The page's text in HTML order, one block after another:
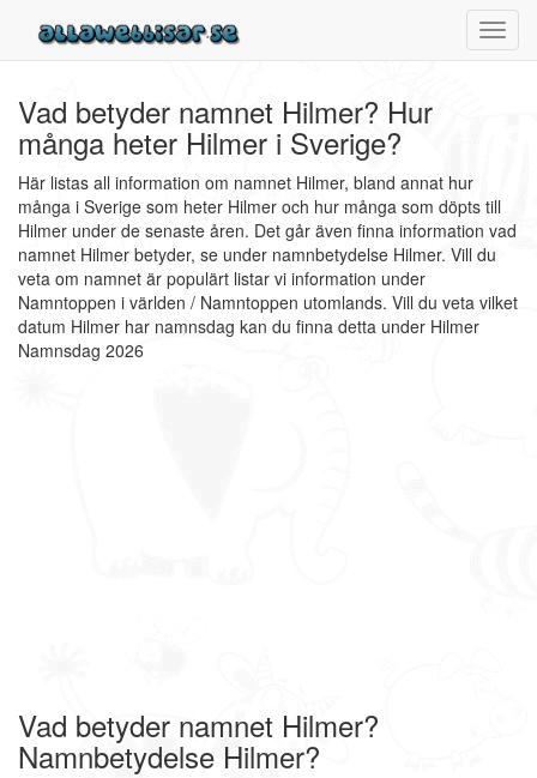
Vad betyder namnet Hilmer? Hur
många heter Hilmer i Sverige?
Här listas all information om namnet Hilmer, bland annat hur
många i Sverige som heter Hilmer och hur många som döpts till
Hilmer under de senaste åren. Det går även finna information vad
namnet Hilmer betyder, se under namnbetydelse Hilmer. Vill du
veta om namnet är populärt listar vi information under
Namntoppen i världen / Namntoppen utomlands. Vill du veta vilket
datum Hilmer har namnsdag kan du finna detta under Hilmer
Namnsdag 2026
Vad betyder namnet Hilmer?
Namnbetydelse Hilmer?